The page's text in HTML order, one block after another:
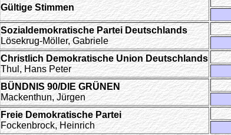
Gültige Stimmen
Sozialdemokratische Partei Deutschlands
Lösekrug-Möller, Gabriele
Christlich Demokratische Union Deutschlands
Thul, Hans Peter
BÜNDNIS 90/DIE GRÜNEN
Mackenthun, Jürgen
Freie Demokratische Partei
Fockenbrock, Heinrich